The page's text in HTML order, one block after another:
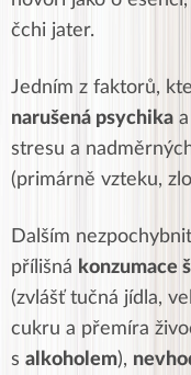
čchi jater.
Jedním z faktorů,
narušená psychika
stresu a
(primárně vzteku,
Dalším
přílišná konzumace
(zvlášť tučná jídla,
cukru a přemíra
s alkoholem),